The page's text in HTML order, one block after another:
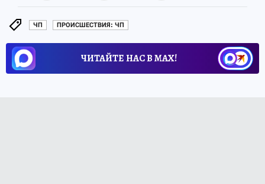
ЧП ПРОИСШЕСТВИЯ: ЧП
ЧИТАЙТЕ НАС В МАХ!